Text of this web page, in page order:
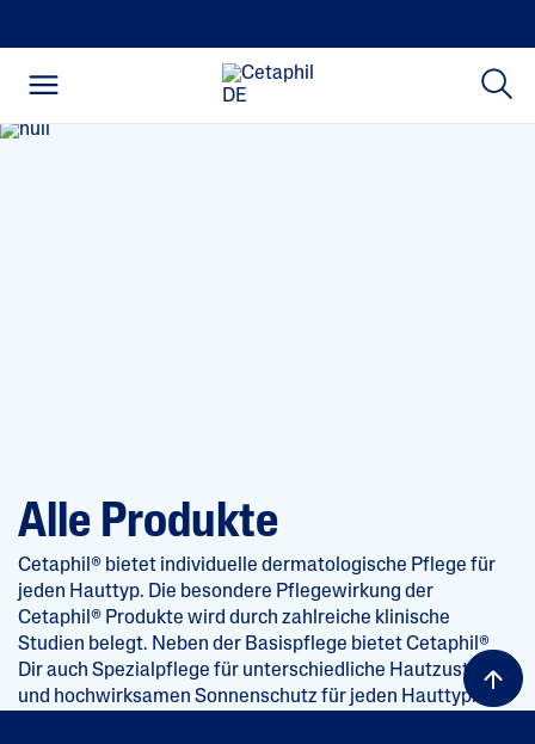
Alle Produkte
Cetaphil® bietet individuelle dermatologische Pflege für
jeden Hauttyp. Die besondere Pflegewirkung der
Cetaphil® Produkte wird durch zahlreiche klinische
Studien belegt. Neben der Basispflege bietet Cetaphil®
Dir auch Spezialpflege für unterschiedliche Hautzustände
und hochwirksamen Sonnenschutz für jeden Hauttyp.